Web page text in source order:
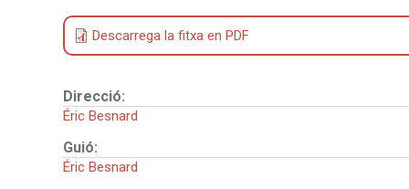
Descarrega la fitxa en PDF
Direcció:
Éric Besnard
Guió:
Éric Besnard